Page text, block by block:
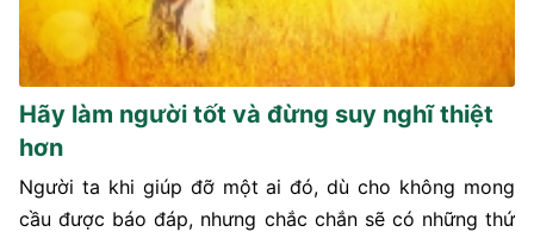
Hãy làm người tốt và đừng suy nghĩ thiệt
hơn
Người ta khi giúp đỡ một ai đó, dù cho không mong
cầu được báo đáp, nhưng chắc chắn sẽ có những thứ